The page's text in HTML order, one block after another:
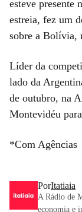
esteve presente
estreia, fez um
sobre a Bolívia,
Líder da
lado da
de outubro, na
Montevidéu
*Com Agências
PorItatiaia
A Rádio de
economia e